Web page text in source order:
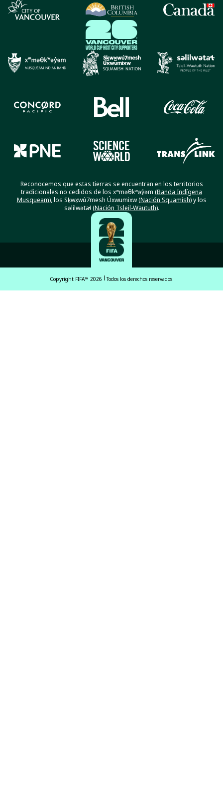
Reconocemos que estas tierras se encuentran en los territorios
tradicionales no cedidos de los xʷməθkʷəy̓əm (Banda Indígena
Musqueam), los Sḵwx̱wú7mesh Úxwumixw (Nación Squamish) y los
səlilwətaɬ (Nación Tsleil-Waututh).
Copyright FIFA™ 2026 Todos los derechos reservados.